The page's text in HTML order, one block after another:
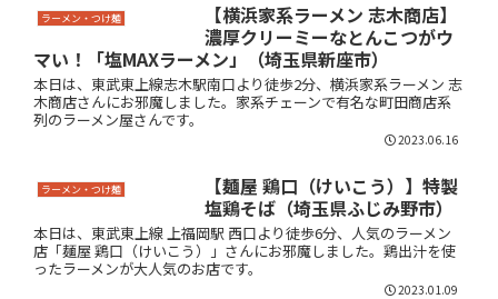
ラーメン・つけ麺
【横浜家系ラーメン 志木商店】
濃厚クリーミーなとんこつがウ
マい！「塩MAXラーメン」（埼玉県新座市）
本日は、東武東上線志木駅南口より徒歩2分、横浜家系ラーメン 志
木商店さんにお邪魔しました。家系チェーンで有名な町田商店系
列のラーメン屋さんです。
2023.06.16
ラーメン・つけ麺
【麺屋 鶏口（けいこう）】特製
塩鶏そば（埼玉県ふじみ野市）
本日は、東武東上線 上福岡駅 西口より徒歩6分、人気のラーメン
店「麺屋 鶏口（けいこう）」さんにお邪魔しました。鶏出汁を使
ったラーメンが大人気のお店です。
2023.01.09